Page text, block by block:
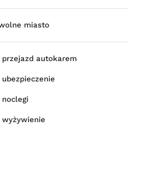
miasto
przejazd autokarem
ubezpieczenie
noclegi
wyżywienie